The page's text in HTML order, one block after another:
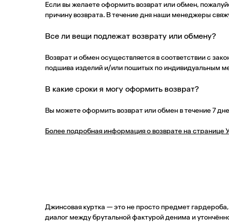
Если вы желаете оформить возврат или обмен,
причину возврата. В течение дня наши менеджеры
Все ли вещи подлежат возврату или обмену?
Возврат и обмен осуществляется в соответствии с
подшива изделий и/или пошитых по индивидуальным
В какие сроки я могу оформить возврат?
Вы можете оформить возврат или обмен в течение 7
Более подробная информация о возврате на странице
Джинсовая куртка — это не просто предмет
диалог между брутальной фактурой денима и